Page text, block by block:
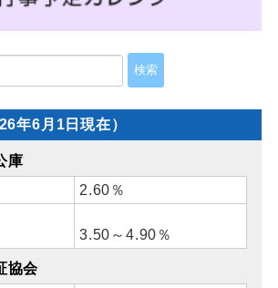
年6月1日現在）
庫
2.60％
3.50～4.90％
協会